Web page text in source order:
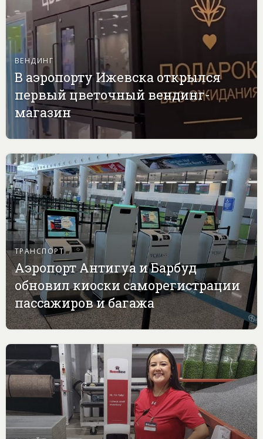
ВЕНДИНГ
В аэропорту Ижевска открылся
первый цветочный вендинг-
магазин
ТРАНСПОРТ
Аэропорт Антигуа и Барбуд
обновил киоски саморегистрации
пассажиров и багажа